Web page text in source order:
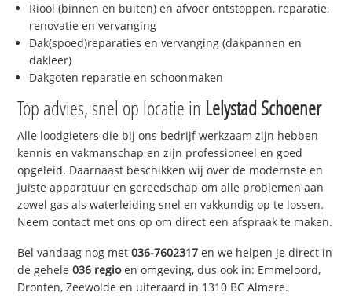
Riool (binnen en buiten) en afvoer ontstoppen, reparatie,
renovatie en vervanging
Dak(spoed)reparaties en vervanging (dakpannen en
dakleer)
Dakgoten reparatie en schoonmaken
Top advies, snel op locatie in Lelystad Schoener
Alle loodgieters die bij ons bedrijf werkzaam zijn hebben
kennis en vakmanschap en zijn professioneel en goed
opgeleid. Daarnaast beschikken wij over de modernste en
juiste apparatuur en gereedschap om alle problemen aan
zowel gas als waterleiding snel en vakkundig op te lossen.
Neem contact met ons op om direct een afspraak te maken.
Bel vandaag nog met036-7602317 en we helpen je direct in
de gehele036 regioen omgeving, dus ook in: Emmeloord,
Dronten, Zeewolde en uiteraard in 1310 BC Almere.